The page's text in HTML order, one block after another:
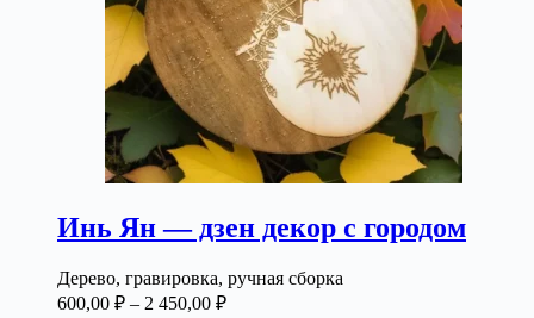
Инь Ян — дзен декор с городом
Дерево, гравировка, ручная сборка
600,00 ₽ – 2 450,00 ₽Диапазон